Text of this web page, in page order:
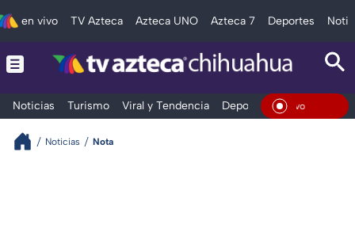
en vivo TV Azteca Azteca UNO Azteca 7 Deportes
Noticias Turismo Viral y Tendencia Deportes Espectáculos
En
Noticias Nota